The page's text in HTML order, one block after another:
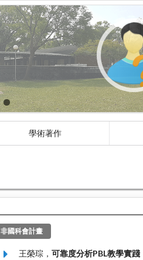
學術著作
非國科會計畫
王榮琮， 可靠度分析PBL教學實踐